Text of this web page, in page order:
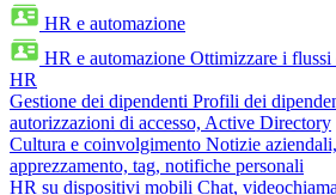
HR e automazione
HR e automazione Ottimizzare i flussi
HR
Gestione dei dipendenti Profili dei
autorizzazioni di accesso, Active Directory
Cultura e coinvolgimento Notizie
apprezzamento, tag, notifiche personali
HR su dispositivi mobili Chat,